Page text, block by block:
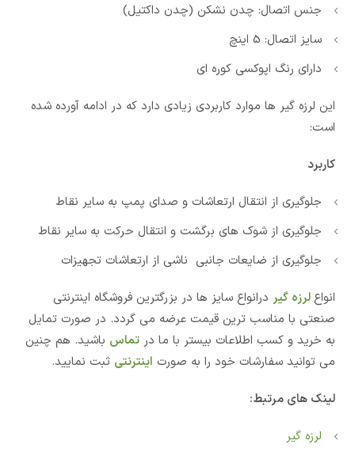
جنس اتصال: چدن نشکن (چدن داکتیل)
سایز اتصال: 5 اینچ
دارای رنگ اپوکسی کوره ای
این لرزه گیر ها موارد کاربردی زیادی دارد که در ادامه آورده شده
است:
کاربرد
جلوگیری از انتقال ارتعاشات و صدای پمپ به سایر نقاط
جلوگیری از شوک های برگشت و انتقال حرکت به سایر نقاط
جلوگیری از ضایعات جانبی ناشی از ارتعاشات تجهیزات
انواع لرزه گیر درانواع سایز ها در بزرگترین فروشگاه اینترنتی
صنعتی با مناسب ترین قیمت عرضه می گردد. در صورت تمایل
به خرید و کسب اطلاعات بیستر با ما در تماس باشید. هم چنین
می توانید سفارشات خود را به صورت اینترنتی ثبت نمایید.
لینک های مرتبط:
لرزه گیر